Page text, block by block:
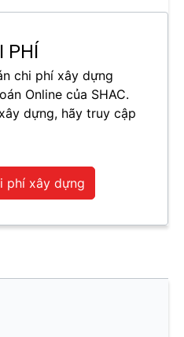
PHÍ
chi phí xây dựng
Online của SHAC.
dựng, hãy truy cập
phí xây dựng